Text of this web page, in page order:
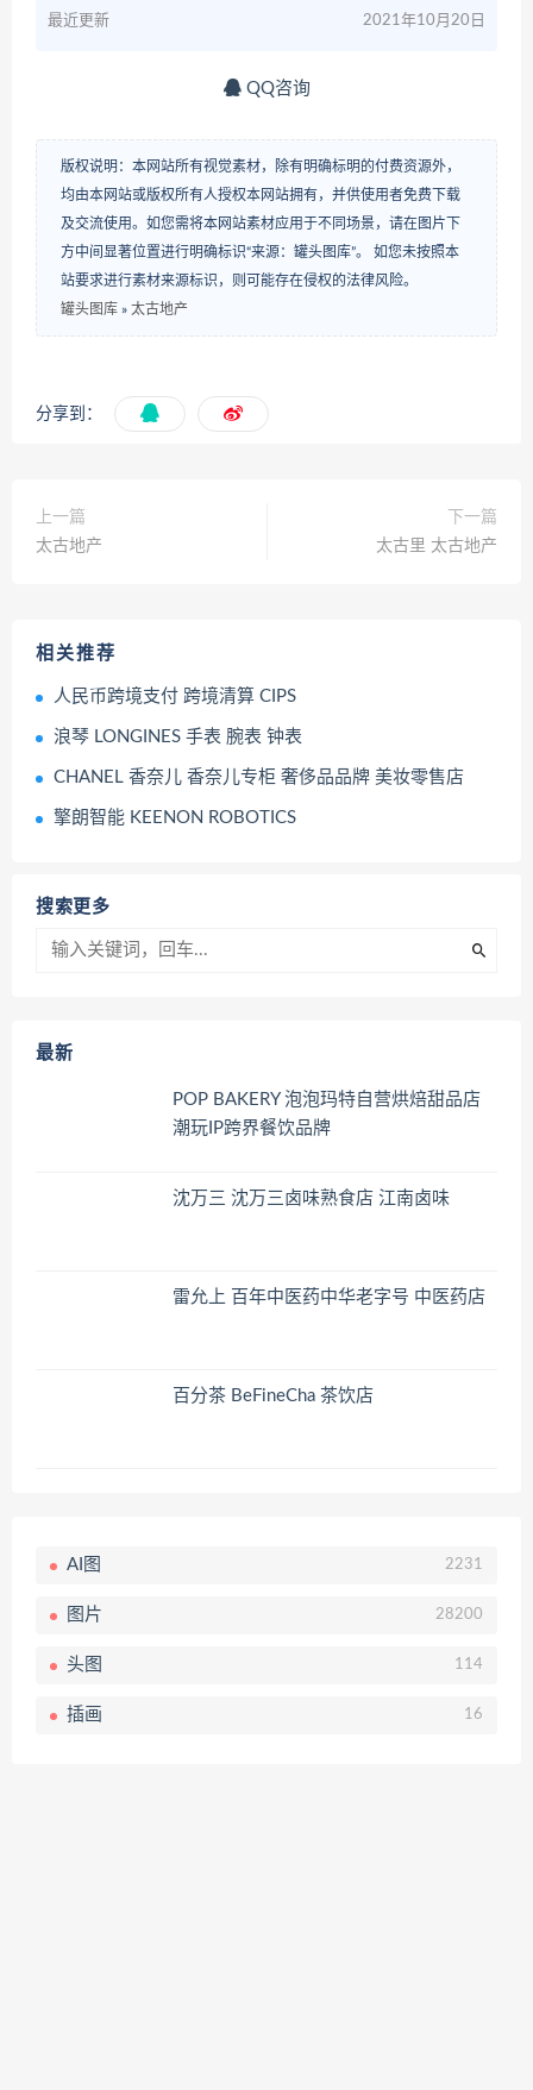
最近更新 2021年10月20日
QQ咨询
版权说明：本网站所有视觉素材，除有明确标明的付费资源外，
均由本网站或版权所有人授权本网站拥有，并供使用者免费下载
及交流使用。如您需将本网站素材应用于不同场景，请在图片下
方中间显著位置进行明确标识“来源：罐头图库”。 如您未按照本
站要求进行素材来源标识，则可能存在侵权的法律风险。
罐头图库 » 太古地产
分享到：
上一篇
太古地产
下一篇
太古里 太古地产
相关推荐
人民币跨境支付 跨境清算 CIPS
浪琴 LONGINES 手表 腕表 钟表
CHANEL 香奈儿 香奈儿专柜 奢侈品品牌 美妆零售店
擎朗智能 KEENON ROBOTICS
搜索更多
最新
POP BAKERY 泡泡玛特自营烘焙甜品店
潮玩IP跨界餐饮品牌
沈万三 沈万三卤味熟食店 江南卤味
雷允上 百年中医药中华老字号 中医药店
百分茶 BeFineCha 茶饮店
AI图 2231
图片 28200
头图 114
插画 16